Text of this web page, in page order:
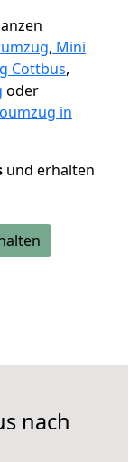
, Mini
Cottbus,
oder
in
und erhalten
nach